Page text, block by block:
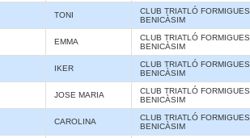
TONI
CLUB TRIATLÓ FORMIGUES
BENICÀSIM
EMMA
CLUB TRIATLÓ FORMIGUES
BENICÀSIM
IKER
CLUB TRIATLÓ FORMIGUES
BENICÀSIM
JOSE MARIA
CLUB TRIATLÓ FORMIGUES
BENICÀSIM
CAROLINA
CLUB TRIATLÓ FORMIGUES
BENICÀSIM